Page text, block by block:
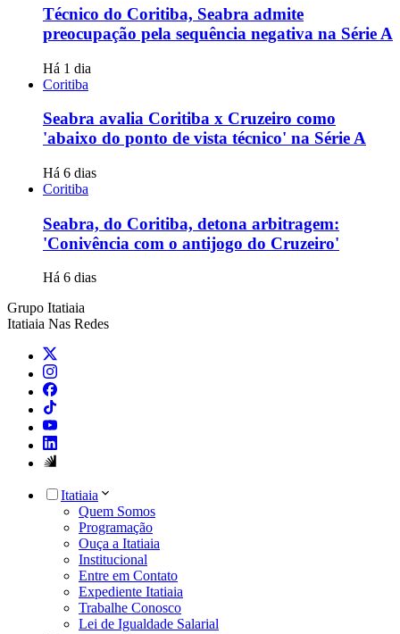
Técnico do Coritiba, Seabra admite
preocupação pela sequência negativa na Série A
Há 1 dia
Coritiba
Seabra avalia Coritiba x Cruzeiro como
'abaixo do ponto de vista técnico' na Série A
Há 6 dias
Coritiba
Seabra, do Coritiba, detona arbitragem:
'Conivência com o antijogo do Cruzeiro'
Há 6 dias
Grupo Itatiaia
Itatiaia Nas Redes
Itatiaia
Quem Somos
Programação
Ouça a Itatiaia
Institucional
Entre em Contato
Expediente Itatiaia
Trabalhe Conosco
Lei de Igualdade Salarial